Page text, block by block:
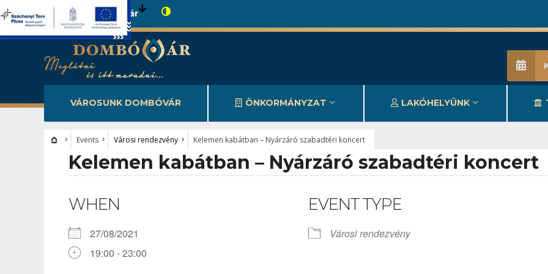
Városunk Dombóvár
VÁROSUNK DOMBÓVÁR ÖNKORMÁNYZAT LAKÓHELYÜNK
Events Városi rendezvény Kelemen kabátban – Nyárzáró szabadtéri koncert
Kelemen kabátban – Nyárzáró szabadtéri koncert
WHEN
27/08/2021
19:00 - 23:00
EVENT TYPE
Városi rendezvény